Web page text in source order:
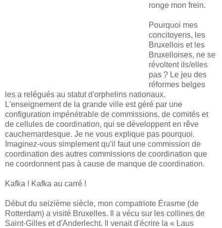
ronge mon frein.
Pourquoi mes
concitoyens, les
Bruxellois et les
Bruxelloises, ne se
révoltent ils/elles
pas ? Le jeu des
réformes belges
les a relégués au statut d'orphelins nationaux.
L'enseignement de la grande ville est géré par une
configuration impénétrable de commissions, de comités et
de cellules de coordination, qui se développent en rêve
cauchemardesque. Je ne vous explique pas pourquoi.
Imaginez-vous simplement qu'il faut une commission de
coordination des autres commissions de coordination que
ne coordonnent pas à cause de manque de coordination.
Kafka ! Kafka au carré !
Début du seizième siècle, mon compatriote Érasme (de
Rotterdam) a visité Bruxelles. Il a vécu sur les collines de
Saint-Gilles et d'Anderlecht. Il venait d'écrire la « Laus